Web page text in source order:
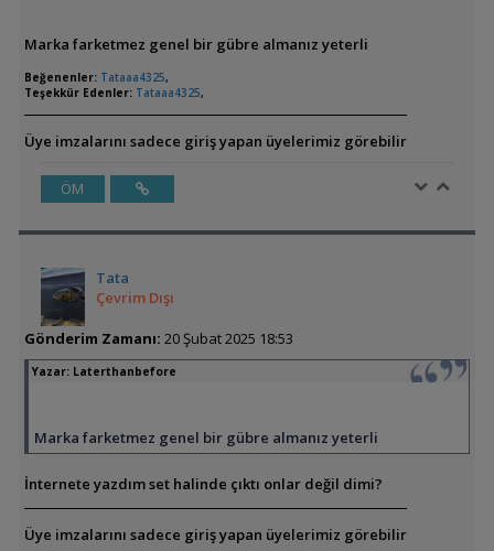
Marka farketmez genel bir gübre almanız yeterli
Beğenenler: Tataaa4325,
Teşekkür Edenler: Tataaa4325,
Üye imzalarını sadece giriş yapan üyelerimiz görebilir
ÖM
Tata
Çevrim Dışı
Gönderim Zamanı: 20 Şubat 2025 18:53
Yazar: Laterthanbefore
Marka farketmez genel bir gübre almanız yeterli
İnternete yazdım set halinde çıktı onlar değil dimi?
Üye imzalarını sadece giriş yapan üyelerimiz görebilir